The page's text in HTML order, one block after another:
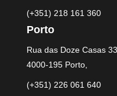
(+351) 218 161 360
Porto
Rua das Doze Casas
4000-195 Porto,
(+351) 226 061 640